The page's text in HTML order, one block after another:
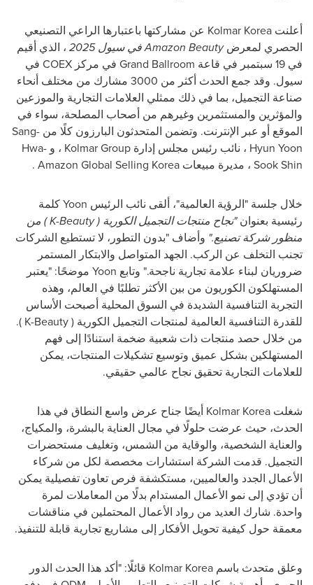
أعلنت Kolmar Korea عن مشاركتها باعتبارها الراعي التصنيعي
الحصري لمعرضAmazon Beautyفي سيول 2025
، الذي أقيم
في 19 سبتمبر في قاعة
Grand Ballroom في مركز COEX في
سيول. وقد جمع الحدث أكثر من 3000 مشارك من مختلف أنحاء
صناعة التجميل، بما في ذلك ممثلي العلامات التجارية والموزعين
والمؤثرين والمستثمرين وغيرهم من أصحاب المصلحة، سواء في
الموقع أو عبر الإنترنت. وتضمن المتحدثون البارزون كلًا من Sang-
Hyun Yoon ، نائب رئيس مجلس إدارة Kolmar Group ، و Hwa-
Sook Shin ، مديرة مبيعات Amazon Global Selling Korea
.
خلال جلسة "الرؤية العالمية"، ألقى نائب الرئيس Yoonكلمة
رئيسية بعنوان"نجاح منتجات التجميل الكورية (K-Beauty) من
منظور شركة تصنيع." وأضاف "بدون التطور، لا تستطيع الشركات
تجنب التخلف عن الركب. الجهد المتواصل والابتكار المستمر
ضروريان لبناء علامة تجارية ناجحة." وتابع Yoon موضحًا: "يعتبر
المستهلكون الكوريون من بين الأكثر تطلبًا في العالم، وهذه
التجربة التنافسية الشديدة في السوق المحلية أصبحت الأساس
للقدرة التنافسية العالمية لمنتجات التجميل الكورية (K-Beauty
).
من خلال حصد منتجات ذات شعبية ضخمة استنادًا إلى فهم
المستهلكين بشكل عميق وتوسيع تشكيلات المنتجات، يمكن
للعلامات التجارية تحقيق نجاح عالمي حقيقي.
شغلت Kolmar Korea أيضًا جناح عرض واسع النطاق في هذا
الحدث، حيث عرضت حلولًا في مجال العناية بالبشرة، والمكياج،
والعناية الشخصية، والوقاية من الشمس، وتغليف مستحضرات
التجميل. قدمت الشركة استشارات مخصصة لكل من شركاء
الأعمال الجدد والعالميين، مستكشفة فرص تعاون تفصيلية يمكن
أن تؤدي إلى نمو الأعمال المستدام بدلًا من المعاملات لمرة
واحدة. شارك العديد من رواد الأعمال المحتملين في مناقشات
معمقة حول كيفية تحويل الأفكار إلى مشاريع تجارية قابلة للتنفيذ.
وعلق متحدث باسم Kolmar Korea قائلًا: "أكد هذا الحدث الدور